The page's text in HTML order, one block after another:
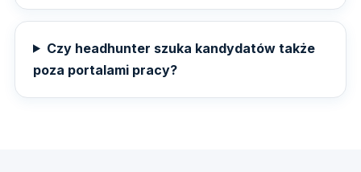
Czy headhunter szuka kandydatów także
poza portalami pracy?